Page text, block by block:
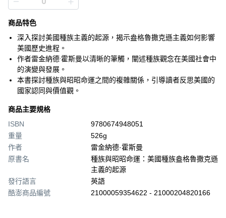
商品特色
深入探討美國種族主義的起源，揭示盎格魯撒克遜主義如何影響
美國歷史進程。
作者雷金納德·霍斯曼以清晰的筆觸，闡述種族觀念在美國社會中
的演變與發展。
本書探討種族與昭昭命運之間的複雜關係，引導讀者反思美國的
國家認同與價值觀。
商品主要規格
ISBN
9780674948051
重量
526g
作者
雷金納德·霍斯曼
原書名
種族與昭昭命運：美國種族盎格魯撒克遜
主義的起源
發行語言
英語
酷澎商品編號
21000059354622 - 21000204820166